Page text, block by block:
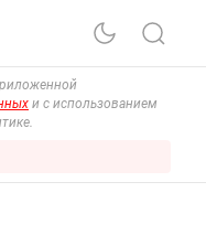
и с использованием